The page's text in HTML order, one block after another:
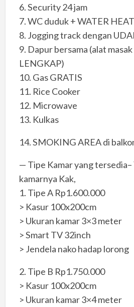
6. Security 24 jam
7. WC duduk + WATER
8. Jogging track dengan
9. Dapur bersama (alat
LENGKAP)
10. Gas GRATIS
11. Rice Cooker
12. Microwave
13. Kulkas
14. SMOKING AREA di
— Tipe Kamar yang tersedia–
kamarnya Kak,
1. Tipe A Rp1.600.000
> Kasur 100x200cm
> Ukuran kamar 3×3 meter
> Smart TV 32inch
> Jendela nako hadap lorong
2. Tipe B Rp1.750.000
> Kasur 100x200cm
> Ukuran kamar 3×4 meter